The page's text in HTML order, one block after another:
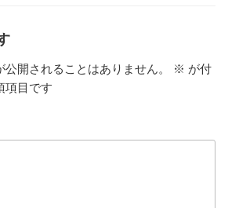
公開されることはありません。 ※ が付
項目です